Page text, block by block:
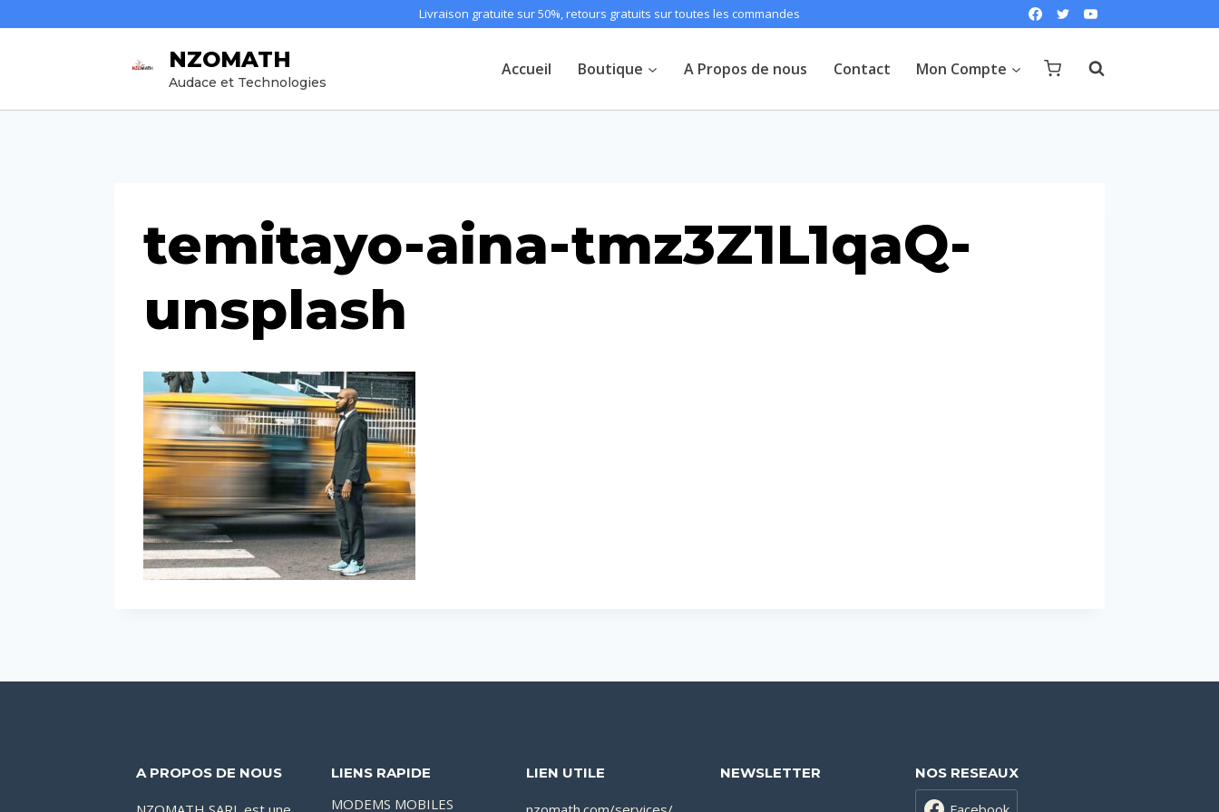
Livraison gratuite sur 50%, retours gratuits sur toutes les commandes
NZOMATH
Audace et Technologies
Accueil Boutique A Propos de nous Contact Mon Compte
temitayo-aina-tmz3Z1L1qaQ-
unsplash
A PROPOS DE NOUS LIENS RAPIDE
MODEMS MOBILES
LIEN UTILE NEWSLETTER NOS RESEAUX